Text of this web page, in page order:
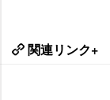
関連リンク+